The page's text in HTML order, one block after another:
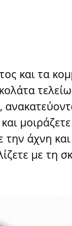
και τα
άχνη και
με τη